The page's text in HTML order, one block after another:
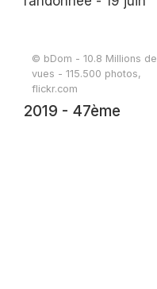
© bDom - 10.8 Millions de
vues - 115.500 photos,
flickr.com
2019 - 47ème